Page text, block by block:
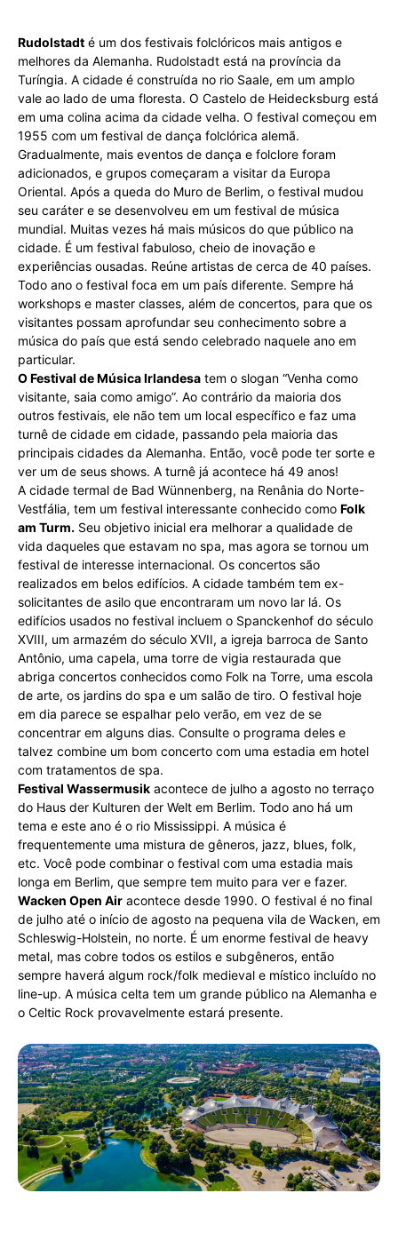
Rudolstadt é um dos festivais folclóricos mais antigos e
melhores da Alemanha. Rudolstadt está na província da
Turíngia. A cidade é construída no rio Saale, em um amplo
vale ao lado de uma floresta. O Castelo de Heidecksburg está
em uma colina acima da cidade velha. O festival começou em
1955 com um festival de dança folclórica alemã.
Gradualmente, mais eventos de dança e folclore foram
adicionados, e grupos começaram a visitar da Europa
Oriental. Após a queda do Muro de Berlim, o festival mudou
seu caráter e se desenvolveu em um festival de música
mundial. Muitas vezes há mais músicos do que público na
cidade. É um festival fabuloso, cheio de inovação e
experiências ousadas. Reúne artistas de cerca de 40 países.
Todo ano o festival foca em um país diferente. Sempre há
workshops e master classes, além de concertos, para que os
visitantes possam aprofundar seu conhecimento sobre a
música do país que está sendo celebrado naquele ano em
particular.
O Festival de Música Irlandesa tem o slogan “Venha como
visitante, saia como amigo”. Ao contrário da maioria dos
outros festivais, ele não tem um local específico e faz uma
turnê de cidade em cidade, passando pela maioria das
principais cidades da Alemanha. Então, você pode ter sorte e
ver um de seus shows. A turnê já acontece há 49 anos!
A cidade termal de Bad Wünnenberg, na Renânia do Norte-
Vestfália, tem um festival interessante conhecido como Folk
am Turm. Seu objetivo inicial era melhorar a qualidade de
vida daqueles que estavam no spa, mas agora se tornou um
festival de interesse internacional. Os concertos são
realizados em belos edifícios. A cidade também tem ex-
solicitantes de asilo que encontraram um novo lar lá. Os
edifícios usados no festival incluem o Spanckenhof do século
XVIII, um armazém do século XVII, a igreja barroca de Santo
Antônio, uma capela, uma torre de vigia restaurada que
abriga concertos conhecidos como Folk na Torre, uma escola
de arte, os jardins do spa e um salão de tiro. O festival hoje
em dia parece se espalhar pelo verão, em vez de se
concentrar em alguns dias. Consulte o programa deles e
talvez combine um bom concerto com uma estadia em hotel
com tratamentos de spa.
Festival Wassermusik acontece de julho a agosto no terraço
do Haus der Kulturen der Welt em Berlim. Todo ano há um
tema e este ano é o rio Mississippi. A música é
frequentemente uma mistura de gêneros, jazz, blues, folk,
etc. Você pode combinar o festival com uma estadia mais
longa em Berlim, que sempre tem muito para ver e fazer.
Wacken Open Air acontece desde 1990. O festival é no final
de julho até o início de agosto na pequena vila de Wacken, em
Schleswig-Holstein, no norte. É um enorme festival de heavy
metal, mas cobre todos os estilos e subgêneros, então
sempre haverá algum rock/folk medieval e místico incluído no
line-up. A música celta tem um grande público na Alemanha e
o Celtic Rock provavelmente estará presente.